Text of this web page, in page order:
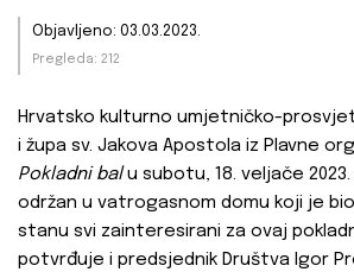
Objavljeno: 03.03.2023.
Pregleda: 212
Hrvatsko kulturno umjetničko-
i župa sv. Jakova Apostola iz Plavne
Pokladni balu subotu, 18. veljače
održan u vatrogasnom domu koji je
stanu svi zainteresirani za ovaj
potvrđuje i predsjednik Društva Igor